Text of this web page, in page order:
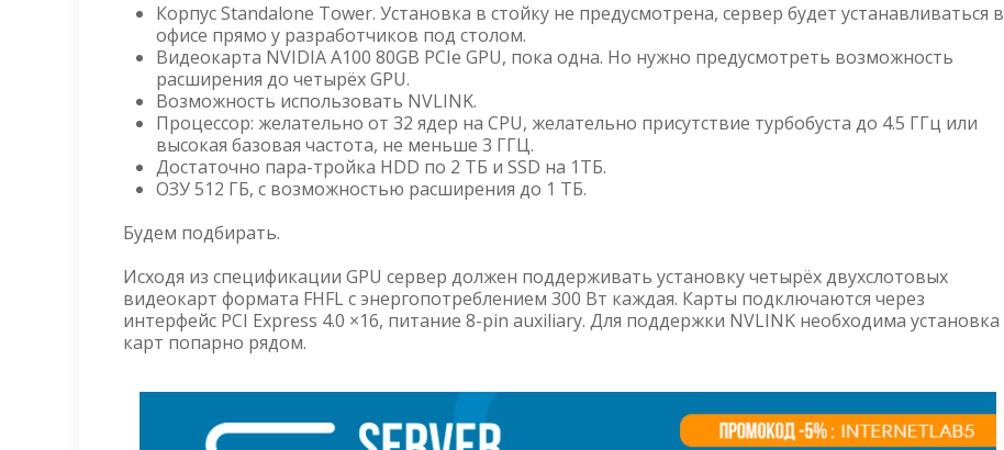
Корпус Standalone Tower. Установка в стойку не предусмотрена, сервер будет устанавливаться в
офисе прямо у разработчиков под столом.
Видеокарта NVIDIA A100 80GB PCIe GPU, пока одна. Но нужно предусмотреть возможность
расширения до четырёх GPU.
Возможность использовать NVLINK.
Процессор: желательно от 32 ядер на CPU, желательно присутствие турбобуста до 4.5 ГГц или
высокая базовая частота, не меньше 3 ГГЦ.
Достаточно пара-тройка HDD по 2 ТБ и SSD на 1ТБ.
ОЗУ 512 ГБ, с возможностью расширения до 1 ТБ.
Будем подбирать.
Исходя из спецификации GPU сервер должен поддерживать установку четырёх двухслотовых
видеокарт формата FHFL с энергопотреблением 300 Вт каждая. Карты подключаются через
интерфейс PCI Express 4.0 ×16, питание 8-pin auxiliary. Для поддержки NVLINK необходима установка
карт попарно рядом.